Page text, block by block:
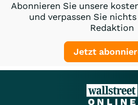
Abonnieren Sie unsere
und verpassen Sie
Redaktion
Jetzt